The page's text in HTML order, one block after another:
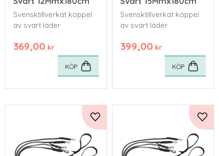
Svensktillverkat koppel
av svart läder
369,00 kr
KÖP
Svensktillverkat koppel
av svart läder
399,00 kr
KÖP
Lägg till i favoriter